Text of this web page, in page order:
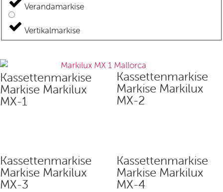
Verandamarkise
Vertikalmarkise
Kassettenmarkise
Markise Markilux
MX-1
Kassettenmarkise
Markise Markilux
MX-2
Kassettenmarkise
Markise Markilux
MX-3
Kassettenmarkise
Markise Markilux
MX-4